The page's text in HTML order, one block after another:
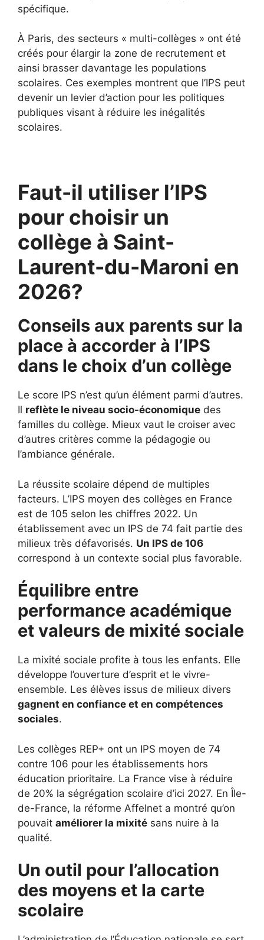
spécifique.
À Paris, des secteurs « multi-collèges » ont été
créés pour élargir la zone de recrutement et
ainsi brasser davantage les populations
scolaires. Ces exemples montrent que l’IPS peut
devenir un levier d’action pour les politiques
publiques visant à réduire les inégalités
scolaires.
Faut-il utiliser l’IPS
pour choisir un
collège à Saint-
Laurent-du-Maroni en
2026?
Conseils aux parents sur la
place à accorder à l’IPS
dans le choix d’un collège
Le score IPS n’est qu’un élément parmi d’autres.
Il reflète le niveau socio-économique des
familles du collège. Mieux vaut le croiser avec
d’autres critères comme la pédagogie ou
l’ambiance générale.
La réussite scolaire dépend de multiples
facteurs. L’IPS moyen des collèges en France
est de 105 selon les chiffres 2022. Un
établissement avec un IPS de 74 fait partie des
milieux très défavorisés. Un IPS de 106
correspond à un contexte social plus favorable.
Équilibre entre
performance académique
et valeurs de mixité sociale
La mixité sociale profite à tous les enfants. Elle
développe l’ouverture d’esprit et le vivre-
ensemble. Les élèves issus de milieux divers
gagnent en confiance et en compétences
sociales.
Les collèges REP+ ont un IPS moyen de 74
contre 106 pour les établissements hors
éducation prioritaire. La France vise à réduire
de 20% la ségrégation scolaire d’ici 2027. En Île-
de-France, la réforme Affelnet a montré qu’on
pouvait améliorer la mixité sans nuire à la
qualité.
Un outil pour l’allocation
des moyens et la carte
scolaire